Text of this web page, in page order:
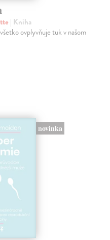
| Kniha
ovplyvňuje tuk v našom
novinka